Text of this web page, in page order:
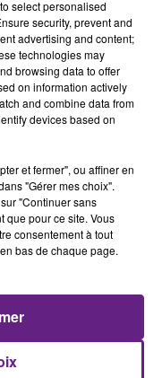
select personalised
security, prevent and
advertising and content;
technologies may
browsing data to offer
on information actively
and combine data from
devices based on
et fermer", ou affiner en
"Gérer mes choix".
"Continuer sans
que pour ce site. Vous
consentement à tout
bas de chaque page.